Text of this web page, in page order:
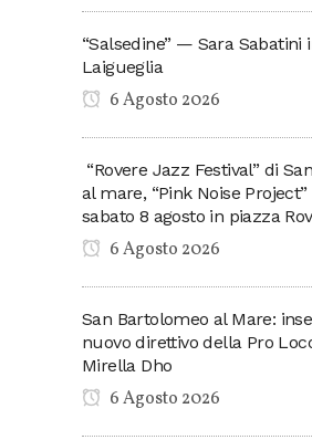
“Salsedine” — Sara Sabatini
Laigueglia
6 Agosto 2026
“Rovere Jazz Festival” di
al mare, “Pink Noise
sabato 8 agosto in piazza
6 Agosto 2026
San Bartolomeo al Mare:
nuovo direttivo della Pro
Mirella Dho
6 Agosto 2026